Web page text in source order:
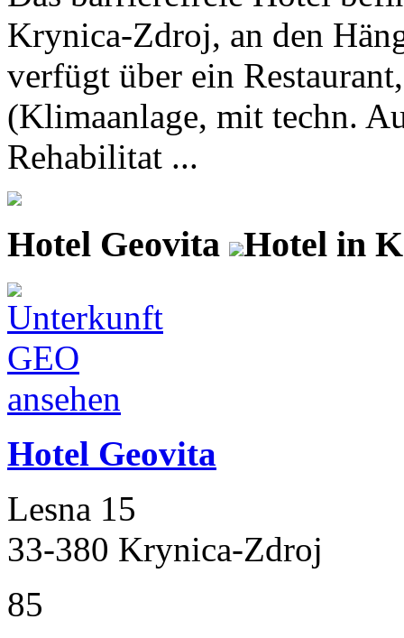
Krynica-Zdroj, an den
verfügt über ein
(Klimaanlage, mit techn.
Rehabilitat ...
Hotel Geovita Hotel in
Hotel Geovita
Lesna 15
33-380 Krynica-Zdroj
85